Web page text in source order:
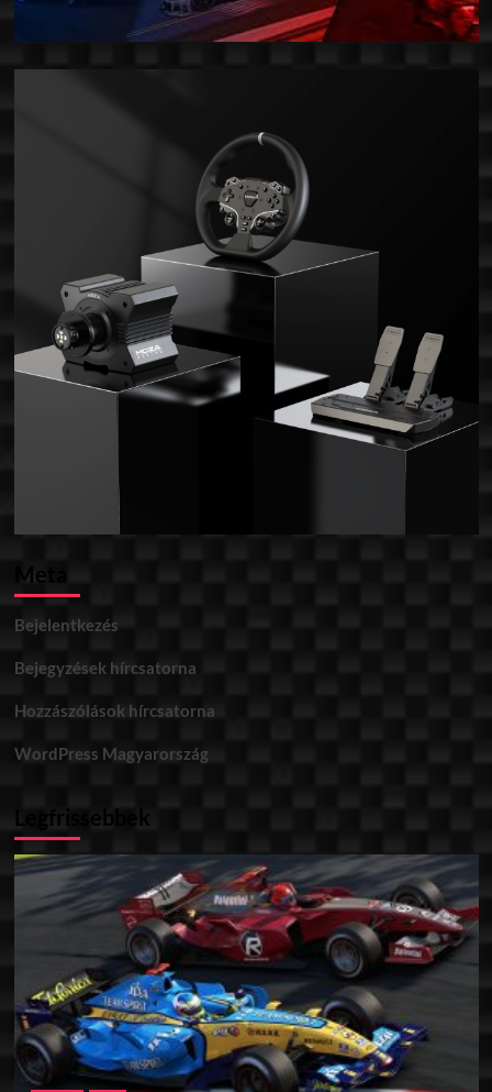
Meta
Bejelentkezés
Bejegyzések hírcsatorna
Hozzászólások hírcsatorna
WordPress Magyarország
Legfrissebbek